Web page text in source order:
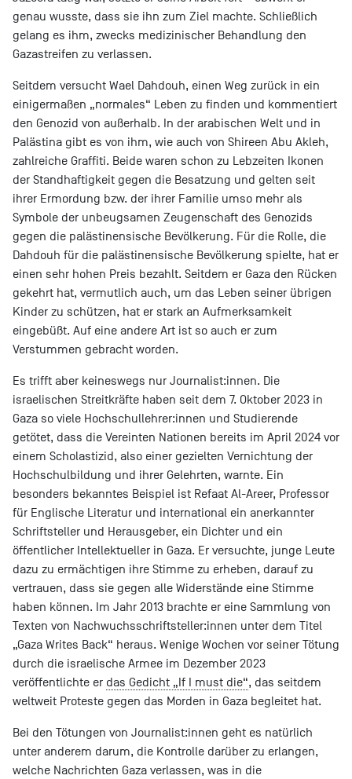
genau wusste, dass sie ihn zum Ziel machte. Schließlich
gelang es ihm, zwecks medizinischer Behandlung den
Gazastreifen zu verlassen.
Seitdem versucht Wael Dahdouh, einen Weg zurück in ein
einigermaßen „normales“ Leben zu finden und kommentiert
den Genozid von außerhalb. In der arabischen Welt und in
Palästina gibt es von ihm, wie auch von Shireen Abu Akleh,
zahlreiche Graffiti. Beide waren schon zu Lebzeiten Ikonen
der Standhaftigkeit gegen die Besatzung und gelten seit
ihrer Ermordung bzw. der ihrer Familie umso mehr als
Symbole der unbeugsamen Zeugenschaft des Genozids
gegen die palästinensische Bevölkerung. Für die Rolle, die
Dahdouh für die palästinensische Bevölkerung spielte, hat er
einen sehr hohen Preis bezahlt. Seitdem er Gaza den Rücken
gekehrt hat, vermutlich auch, um das Leben seiner übrigen
Kinder zu schützen, hat er stark an Aufmerksamkeit
eingebüßt. Auf eine andere Art ist so auch er zum
Verstummen gebracht worden.
Es trifft aber keineswegs nur Journalist:innen. Die
israelischen Streitkräfte haben seit dem 7. Oktober 2023 in
Gaza so viele Hochschullehrer:innen und Studierende
getötet, dass die Vereinten Nationen bereits im April 2024 vor
einem Scholastizid, also einer gezielten Vernichtung der
Hochschulbildung und ihrer Gelehrten, warnte. Ein
besonders bekanntes Beispiel ist Refaat Al-Areer, Professor
für Englische Literatur und international ein anerkannter
Schriftsteller und Herausgeber, ein Dichter und ein
öffentlicher Intellektueller in Gaza. Er versuchte, junge Leute
dazu zu ermächtigen ihre Stimme zu erheben, darauf zu
vertrauen, dass sie gegen alle Widerstände eine Stimme
haben können. Im Jahr 2013 brachte er eine Sammlung von
Texten von Nachwuchsschriftsteller:innen unter dem Titel
„Gaza Writes Back“ heraus. Wenige Wochen vor seiner Tötung
durch die israelische Armee im Dezember 2023
veröffentlichte er das Gedicht „If I must die“, das seitdem
weltweit Proteste gegen das Morden in Gaza begleitet hat.
Bei den Tötungen von Journalist:innen geht es natürlich
unter anderem darum, die Kontrolle darüber zu erlangen,
welche Nachrichten Gaza verlassen, was in die